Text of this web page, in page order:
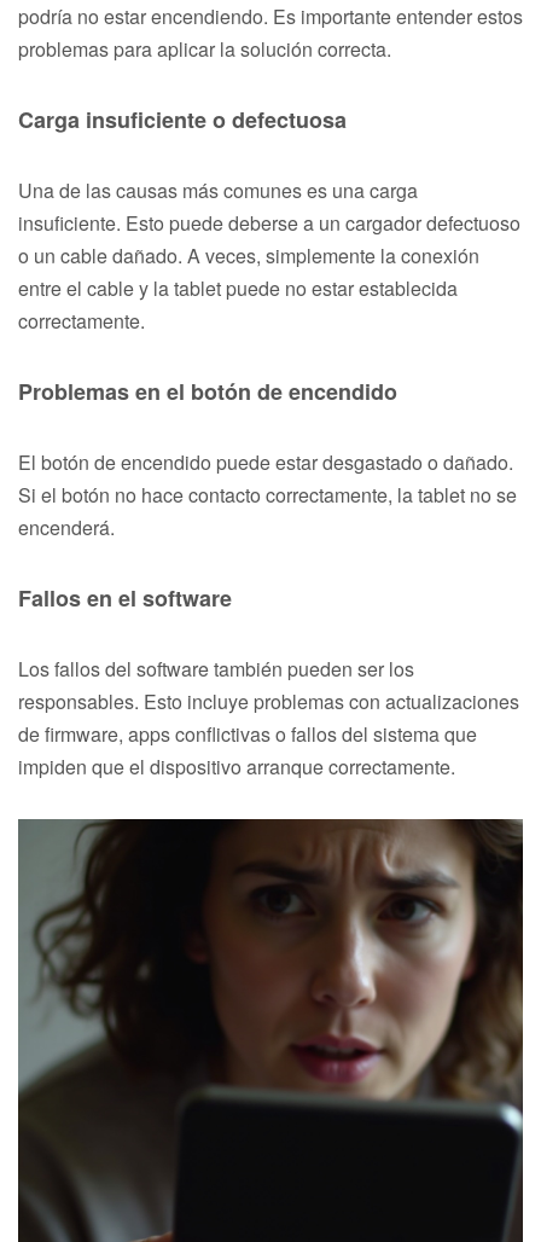
podría no estar encendiendo. Es importante entender estos
problemas para aplicar la solución correcta.
Carga insuficiente o defectuosa
Una de las causas más comunes es una carga
insuficiente. Esto puede deberse a un cargador defectuoso
o un cable dañado. A veces, simplemente la conexión
entre el cable y la tablet puede no estar establecida
correctamente.
Problemas en el botón de encendido
El botón de encendido puede estar desgastado o dañado.
Si el botón no hace contacto correctamente, la tablet no se
encenderá.
Fallos en el software
Los fallos del software también pueden ser los
responsables. Esto incluye problemas con actualizaciones
de firmware, apps conflictivas o fallos del sistema que
impiden que el dispositivo arranque correctamente.